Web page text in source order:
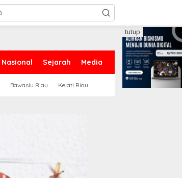
Nasional Sejarah Media
Bawaslu Riau Kejati Riau
tutup